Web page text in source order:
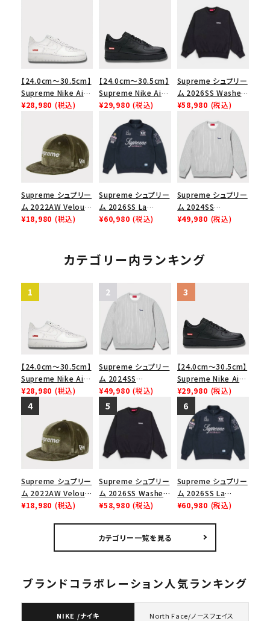
【24.0cm～30.5cm】
Supreme Nike Air
Force 1 Low シュプ
ューズ ホワイト
¥28,980 (税込)
【24.0cm～30.5cm】
Supreme Nike Air
Force 1 Low シュプ
ース１スニーカー シ
ューズ ブラック
¥29,980 (税込)
Supreme シュプリー
ム 2026SS Washed
Crewneck ウォッシ
ラック
¥58,980 (税込)
Supreme シュプリー
ム 2022AW Velour
Box Logo New Era
プ 帽子 オリーブ
¥18,980 (税込)
Supreme シュプリー
ム 2026SS La
Martina Zip Up
スウェット ネイビー
¥60,980 (税込)
Supreme シュプリー
ム 2024SS
Pinstripe
ヘザーグレー 灰
¥49,980 (税込)
カテゴリー内ランキング
【24.0cm～30.5cm】
Supreme Nike Air
Force 1 Low シュプ
リーム ナイキエアフォ
ース１スニーカー シ
ューズ ホワイト
¥28,980 (税込)
Supreme シュプリー
ム 2024SS
Pinstripe
Crewneck ピンスト
ライプクルーネック
ヘザーグレー 灰
¥49,980 (税込)
【24.0cm～30.5cm】
Supreme Nike Air
Force 1 Low シュプ
リーム ナイキエアフォ
ース１スニーカー シ
ューズ ブラック
¥29,980 (税込)
Supreme シュプリー
ム 2022AW Velour
Box Logo New Era
¥18,980 (税込)
Supreme シュプリー
ム 2026SS Washed
Crewneck ウォッシ
¥58,980 (税込)
Supreme シュプリー
ム 2026SS La
Martina Zip Up
スウェット ネイビー
¥60,980 (税込)
カテゴリー一覧を見る
ブランドコラボレーション人気ランキング
NIKE /ナイキ North Face/ノースフェイス